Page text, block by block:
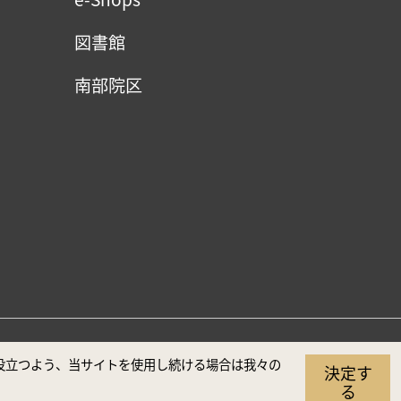
つよう、当サイトを使用し続ける場合は我々の
決定す
る
図書館
南部院区
推奨解像度1920×1080）